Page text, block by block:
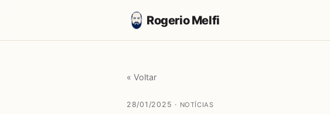
Rogerio Melfi
« Voltar
28/01/2025 · NOTÍCIAS